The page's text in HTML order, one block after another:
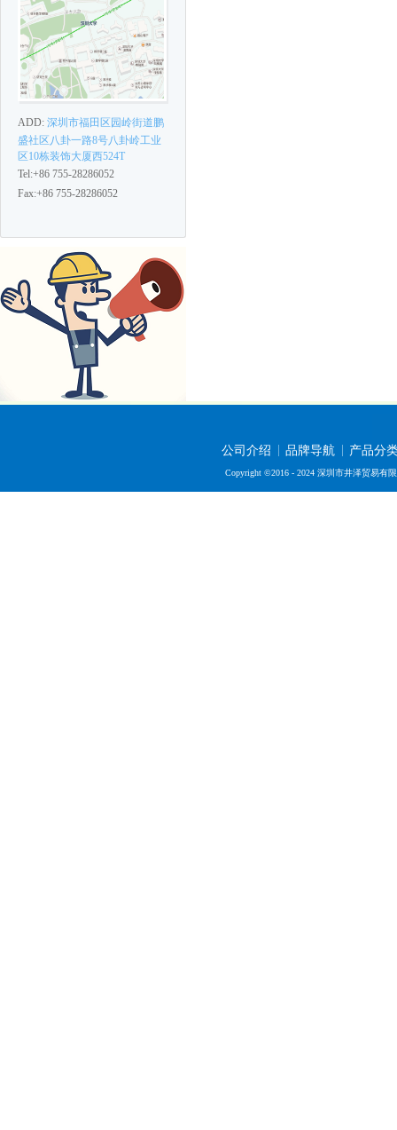
ADD: 深圳市福田区园岭街道鹏
盛社区八卦一路8号八卦岭工业
区10栋装饰大厦西524T
Tel:+86 755-28286052
Fax:+86 755-28286052
公司介绍 品牌导航 产品分
Copyright ©2016 - 2024 深圳市井泽贸易有